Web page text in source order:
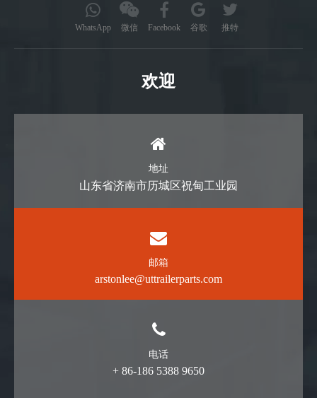
WhatsApp 微信 Facebook 谷歌 推特
欢迎
地址
山东省济南市历城区祝甸工业园
邮箱
arstonlee@uttrailerparts.com
电话
+ 86-186 5388 9650